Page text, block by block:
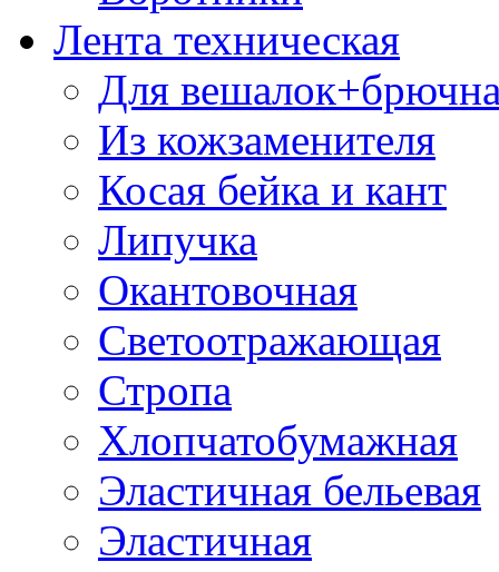
Лента техническая
Для
Из кожзаменителя
Косая бейка и кант
Липучка
Окантовочная
Светоотражающая
Стропа
Хлопчатобумажная
Эластичная бельевая
Эластичная